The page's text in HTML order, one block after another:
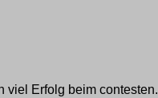
viel Erfolg beim contesten.